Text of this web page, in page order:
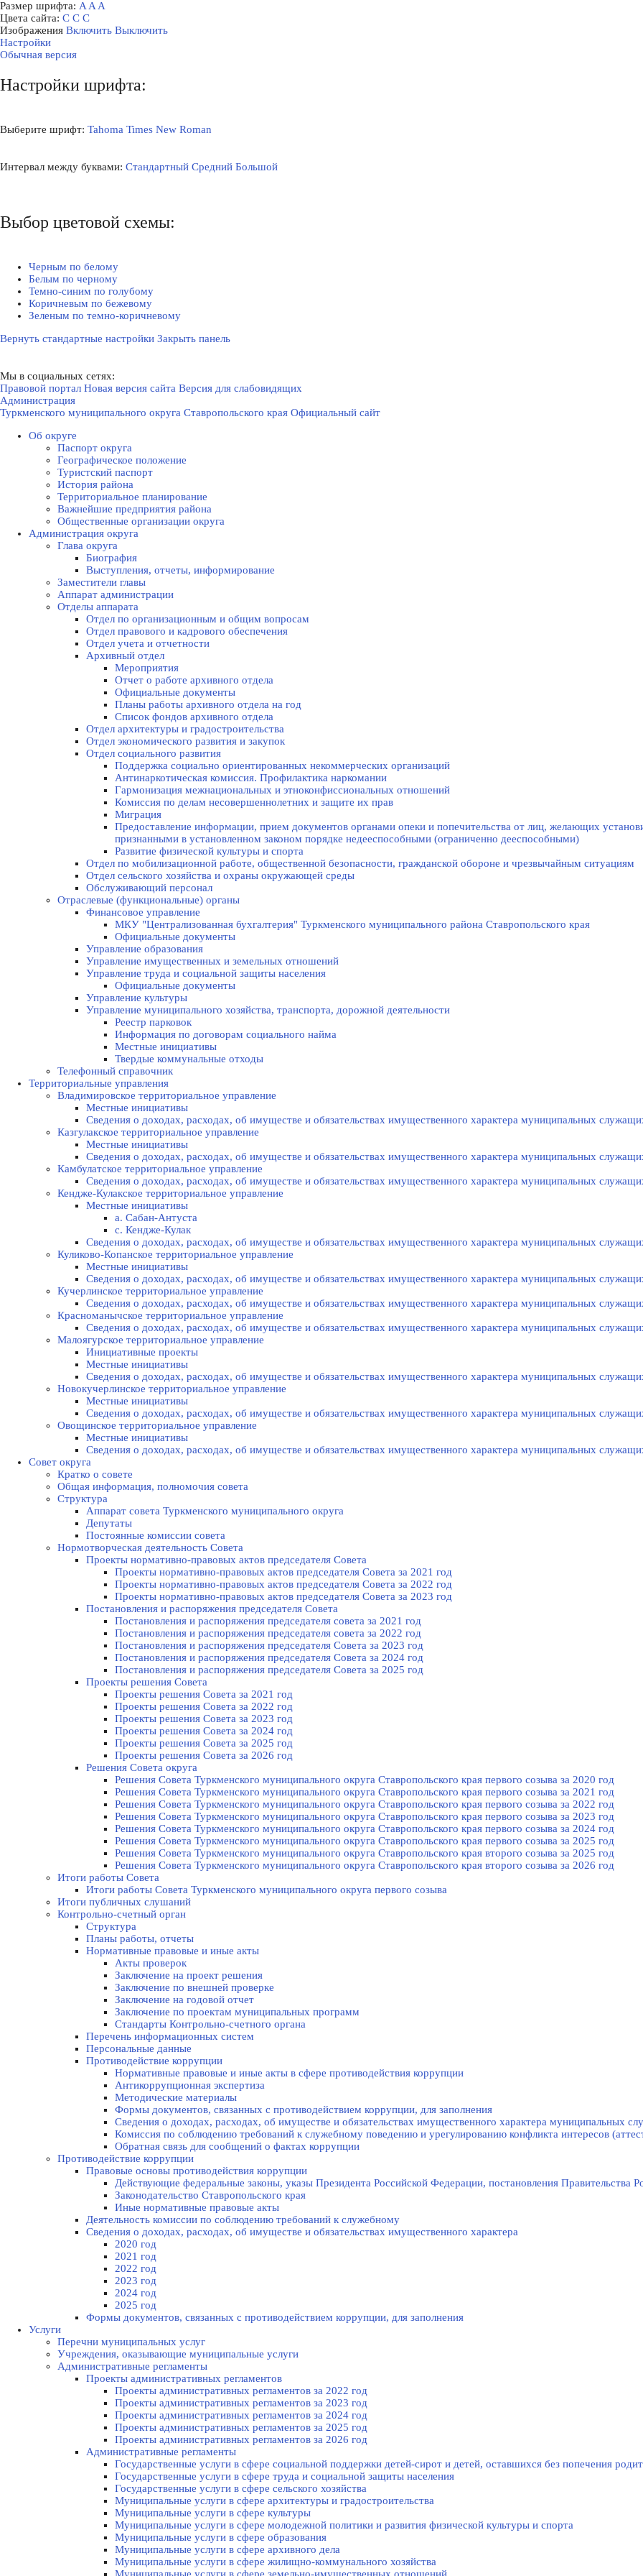
Размер шрифта: A A A
Цвета сайта: С С С
Изображения Включить Выключить
Настройки
Обычная версия
Настройки шрифта:
Выберите шрифт: Tahoma Times New Roman
Интервал между буквами: Стандартный Средний Большой
Выбор цветовой схемы:
Черным по белому
Белым по черному
Темно-синим по голубому
Коричневым по бежевому
Зеленым по темно-коричневому
Вернуть стандартные настройки Закрыть панель
Мы в социальных сетях:
Правовой портал Новая версия сайта Версия для слабовидящих
Администрация
Туркменского муниципального округа Ставропольского края Официальный сайт
Об округе
Паспорт округа
Географическое положение
Туристский паспорт
История района
Территориальное планирование
Важнейшие предприятия района
Общественные организации округа
Администрация округа
Глава округа
Биография
Выступления, отчеты, информирование
Заместители главы
Аппарат администрации
Отделы аппарата
Отдел по организационным и общим вопросам
Отдел правового и кадрового обеспечения
Отдел учета и отчетности
Архивный отдел
Мероприятия
Отчет о работе архивного отдела
Официальные документы
Планы работы архивного отдела на год
Список фондов архивного отдела
Отдел архитектуры и градостроительства
Отдел экономического развития и закупок
Отдел социального развития
Поддержка социально ориентированных некоммерческих организаций
Антинаркотическая комиссия. Профилактика наркомании
Гармонизация межнациональных и этноконфиссиональных отношений
Комиссия по делам несовершеннолетних и защите их прав
Миграция
Предоставление информации, прием документов органами опеки и попечительства от лиц, желающих
признанными в установленном законом порядке недееспособными (ограниченно дееспособными)
Развитие физической культуры и спорта
Отдел по мобилизационной работе, общественной безопасности, гражданской оборонe и чрезвычайным ситуациям
Отдел сельского хозяйства и охраны окружающей среды
Обслуживающий персонал
Отраслевые (функциональные) органы
Финансовое управление
МКУ "Централизованная бухгалтерия" Туркменского муниципального района Ставропольского края
Официальные документы
Управление образования
Управление имущественных и земельных отношений
Управление труда и социальной защиты населения
Официальные документы
Управление культуры
Управление муниципального хозяйства, транспорта, дорожной деятельности
Реестр парковок
Информация по договорам социального найма
Местные инициативы
Твердые коммунальные отходы
Телефонный справочник
Территориальные управления
Владимировское территориальное управление
Местные инициативы
Сведения о доходах, расходах, об имуществе и обязательствах имущественного характера муниципальных
Казгулакское территориальное управление
Местные инициативы
Сведения о доходах, расходах, об имуществе и обязательствах имущественного характера муниципальных
Камбулатское территориальное управление
Сведения о доходах, расходах, об имуществе и обязательствах имущественного характера муниципальных
Кендже-Кулакское территориальное управление
Местные инициативы
а. Сабан-Антуста
с. Кендже-Кулак
Сведения о доходах, расходах, об имуществе и обязательствах имущественного характера муниципальных
Куликово-Копанское территориальное управление
Местные инициативы
Сведения о доходах, расходах, об имуществе и обязательствах имущественного характера муниципальных
Кучерлинское территориальное управление
Сведения о доходах, расходах, об имуществе и обязательствах имущественного характера муниципальных
Красноманычское территориальное управление
Сведения о доходах, расходах, об имуществе и обязательствах имущественного характера муниципальных
Малоягурское территориальное управление
Инициативные проекты
Местные инициативы
Сведения о доходах, расходах, об имуществе и обязательствах имущественного характера муниципальных
Новокучерлинское территориальное управление
Местные инициативы
Сведения о доходах, расходах, об имуществе и обязательствах имущественного характера муниципальных
Овощинское территориальное управление
Местные инициативы
Сведения о доходах, расходах, об имуществе и обязательствах имущественного характера муниципальных
Совет округа
Кратко о совете
Общая информация, полномочия совета
Структура
Аппарат совета Туркменского муниципального округа
Депутаты
Постоянные комиссии совета
Нормотворческая деятельность Совета
Проекты нормативно-правовых актов председателя Cовета
Проекты нормативно-правовых актов председателя Cовета за 2021 год
Проекты нормативно-правовых актов председателя Cовета за 2022 год
Проекты нормативно-правовых актов председателя Cовета за 2023 год
Постановления и распоряжения председателя Cовета
Постановления и распоряжения председателя совета за 2021 год
Постановления и распоряжения председателя совета за 2022 год
Постановления и распоряжения председателя Cовета за 2023 год
Постановления и распоряжения председателя Cовета за 2024 год
Постановления и распоряжения председателя Cовета за 2025 год
Проекты решения Cовета
Проекты решения Совета за 2021 год
Проекты решения Совета за 2022 год
Проекты решения Cовета за 2023 год
Проекты решения Совета за 2024 год
Проекты решения Совета за 2025 год
Проекты решения Совета за 2026 год
Решения Совета округа
Решения Совета Туркменского муниципального округа Ставропольского края первого созыва за 2020 год
Решения Совета Туркменского муниципального округа Ставропольского края первого созыва за 2021 год
Решения Совета Туркменского муниципального округа Ставропольского края первого созыва за 2022 год
Решения Совета Туркменского муниципального округа Ставропольского края первого созыва за 2023 год
Решения Совета Туркменского муниципального округа Ставропольского края первого созыва за 2024 год
Решения Совета Туркменского муниципального округа Ставропольского края первого созыва за 2025 год
Решения Совета Туркменского муниципального округа Ставропольского края второго созыва за 2025 год
Решения Совета Туркменского муниципального округа Ставропольского края второго созыва за 2026 год
Итоги работы Совета
Итоги работы Совета Туркменского муниципального округа первого созыва
Итоги публичных слушаний
Контрольно-счетный орган
Структура
Планы работы, отчеты
Нормативные правовые и иные акты
Акты проверок
Заключение на проект решения
Заключение по внешней проверке
Заключение на годовой отчет
Заключение по проектам муниципальных программ
Стандарты Контрольно-счетного органа
Перечень информационных систем
Персональные данные
Противодействие коррупции
Нормативные правовые и иные акты в сфере противодействия коррупции
Антикоррупционная экспертиза
Методические материалы
Формы документов, связанных с противодействием коррупции, для заполнения
Сведения о доходах, расходах, об имуществе и обязательствах имущественного характера муниципальных
Комиссия по соблюдению требований к служебному поведению и урегулированию конфликта интересов
Обратная связь для сообщений о фактах коррупции
Противодействие коррупции
Правовые основы противодействия коррупции
Действующие федеральные законы, указы Президента Российской Федерации, постановления Правительства
Законодательство Ставропольского края
Иные нормативные правовые акты
Деятельность комиссии по соблюдению требований к служебному
Сведения о доходах, расходах, об имуществе и обязательствах имущественного характера
2020 год
2021 год
2022 год
2023 год
2024 год
2025 год
Формы документов, связанных с противодействием коррупции, для заполнения
Услуги
Перечни муниципальных услуг
Учреждения, оказывающие муниципальные услуги
Административные регламенты
Проекты административных регламентов
Проекты административных регламентов за 2022 год
Проекты административных регламентов за 2023 год
Проекты административных регламентов за 2024 год
Проекты административных регламентов за 2025 год
Проекты административных регламентов за 2026 год
Административные регламенты
Государственные услуги в сфере социальной поддержки детей-сирот и детей, оставшихся без попечения
Государственные услуги в сфере труда и социальной защиты населения
Государственные услуги в сфере сельского хозяйства
Муниципальные услуги в сфере архитектуры и градостроительства
Муниципальные услуги в сфере культуры
Муниципальные услуги в сфере молодежной политики и развития физической культуры и спорта
Муниципальные услуги в сфере образования
Муниципальные услуги в сфере архивного дела
Муниципальные услуги в сфере жилищно-коммунального хозяйства